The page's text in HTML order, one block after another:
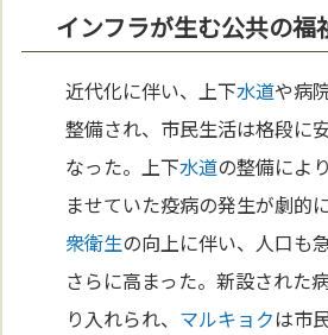
インフラが生む公共の福
近代化に伴い、上下水道や病
整備され、市民生活は格段に
なった。上下水道の整備によ
ませていた疫病の発生が劇的
衆衛生の向上に伴い、人口も
さらに高まった。新設された
り入れられ、 マルキョクは市